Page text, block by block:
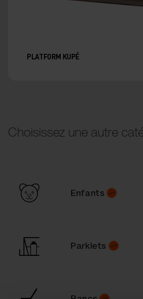
PLATFORM KUPÉ
Choisissez une autre
Enfants
Parklets